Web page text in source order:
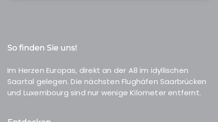
So finden Sie uns!
Im Herzen Europas, direkt an der A8 im idyllischen
Saartal gelegen. Die nächsten Flughäfen Saarbrücken
und Luxembourg sind nur wenige Kilometer entfernt.